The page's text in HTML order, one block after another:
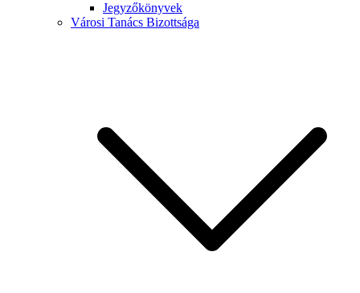
Jegyzőkönyvek
Városi Tanács Bizottsága